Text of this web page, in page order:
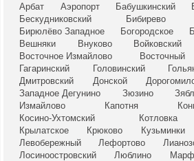
Арбат
Аэропорт Бабушкинский
Бескудниковский
Бибирево
Бирюлёво Западное
Богородское
Вешняки
Внуково Войковский
Восточное Измайлово
Восточный
Гагаринский
Головинский
Дмитровский
Донской
Западное Дегунино
Зюзино
Измайлово
Капотня
Косино-Ухтомский
Котловка
Крылатское
Крюково Кузьминки
Левобережный
Лефортово
Лосиноостровский
Люблино